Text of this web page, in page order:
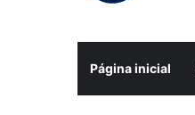
Página inicial